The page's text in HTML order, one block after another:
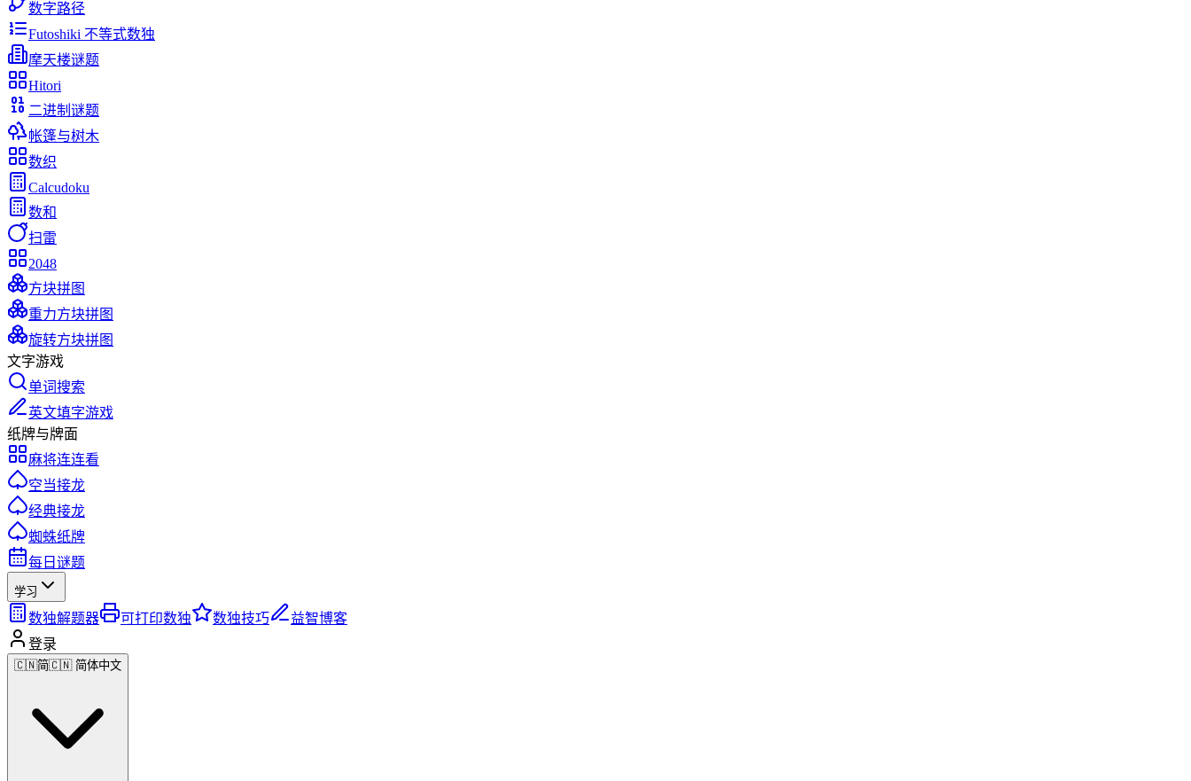
数字路径
Futoshiki 不等式数独
摩天楼谜题
Hitori
二进制谜题
帐篷与树木
数织
Calcudoku
数和
扫雷
2048
方块拼图
重力方块拼图
旋转方块拼图
文字游戏
单词搜索
英文填字游戏
纸牌与牌面
麻将连连看
空当接龙
经典接龙
蜘蛛纸牌
每日谜题
学习
数独解题器 可打印数独 数独技巧
益智博客
登录
🇨🇳简🇨🇳 简体中文